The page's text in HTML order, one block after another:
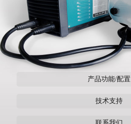
产品功能/配置
技术支持